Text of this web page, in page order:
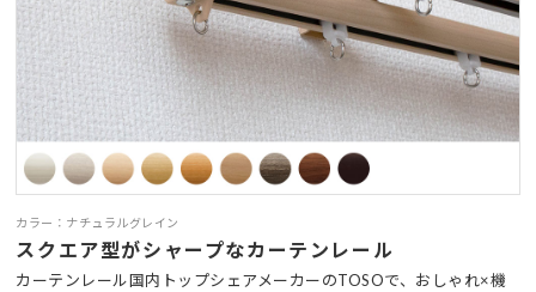
カラー：ナチュラルグレイン
スクエア型がシャープなカーテンレール
カーテンレール国内トップシェアメーカーのTOSOで、おしゃれ×機